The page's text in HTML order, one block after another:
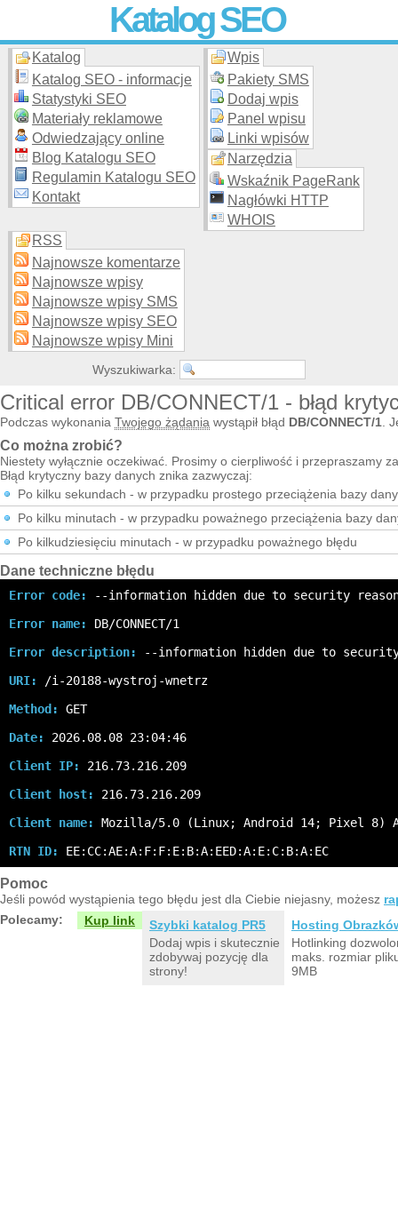
Katalog SEO
Skuteczna i promocja stron WWW –
moderowanego katalogu za darmo!
Katalog
Katalog SEO - informacje
Statystyki SEO
Materiały reklamowe
Odwiedzający online
Blog Katalogu SEO
Regulamin Katalogu SEO
Kontakt
Wpis
Pakiety SMS
Dodaj wpis
Panel wpisu
Linki wpisów
Narzędzia
Wskaźnik PageRank
Nagłówki HTTP
WHOIS
RSS
Najnowsze komentarze
Najnowsze wpisy
Najnowsze wpisy SMS
Najnowsze wpisy SEO
Najnowsze wpisy Mini
Wyszukiwarka:
Critical error DB/CONNECT/1 - błąd
Podczas wykonania Twojego żądania wystąpił błąd DB/CONNECT/1 .
Co można zrobić?
Niestety wyłącznie oczekiwać. Prosimy o cierpliwość i przepraszamy
Błąd krytyczny bazy danych znika zazwyczaj:
Po kilku sekundach - w przypadku prostego przeciążenia bazy
Po kilku minutach - w przypadku poważnego przeciążenia bazy
Po kilkudziesięciu minutach - w przypadku poważnego błędu
Dane techniczne błędu
Error code:
--information hidden due to security
Error name:
DB/CONNECT/1
Error description:
--information hidden due to
URI:
/i-20188-wystroj-wnetrz
Method:
GET
Date:
2026.08.08 23:04:46
Client IP:
216.73.216.209
Client host:
216.73.216.209
Client name:
Mozilla/5.0 (Linux; Android 14; Pixel 8)
RTN ID:
EE:CC:AE:A:F:F:E:B:A:EED:A:E:C:B:A:EC
Pomoc
Jeśli powód wystąpienia tego błędu jest dla Ciebie niejasny, możesz
Polecamy:
Kup link
Szybki katalog PR5
Dodaj wpis i skutecznie
zdobywaj pozycję dla
strony!
Hosting
Hotlinking
maks. rozmiar
9MB